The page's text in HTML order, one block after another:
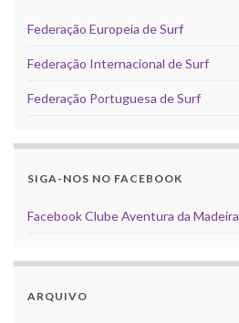
Federação Europeia de Surf
Federação Internacional de Surf
Federação Portuguesa de Surf
SIGA-NOS NO FACEBOOK
Facebook Clube Aventura da Madeira
ARQUIVO